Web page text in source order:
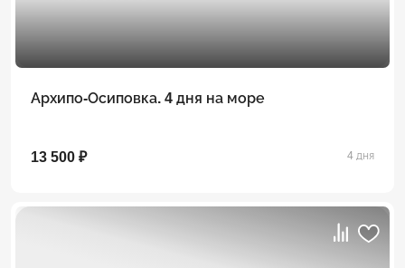
Архипо-Осиповка. 4 дня на море
13 500 ₽ 4 дня